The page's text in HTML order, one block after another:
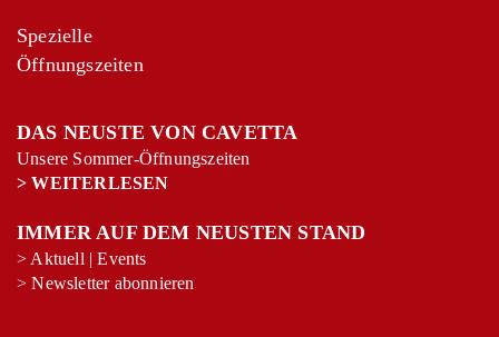
Spezielle
Öffnungszeiten
DAS NEUSTE VON CAVETTA
Unsere Sommer-Öffnungszeiten
>WEITERLESEN
IMMER AUF DEM NEUSTEN STAND
> Aktuell |Events
>Newsletter abonnieren